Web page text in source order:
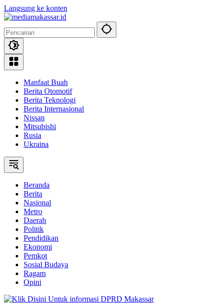
Langsung ke konten
Manfaat Buah
Berita Otomotif
Berita Teknologi
Berita Internasional
Nissan
Mitsubishi
Rusia
Ukraina
Beranda
Berita
Nasional
Metro
Daerah
Politik
Pendidikan
Ekonomi
Pemkot
Sosial Budaya
Ragam
Opini